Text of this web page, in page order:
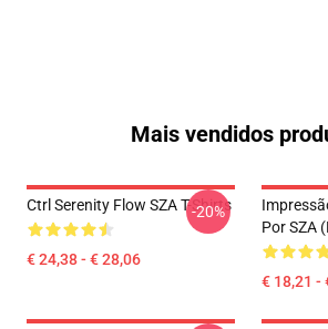
Mais vendidos
Ctrl Serenity Flow SZA T-Shirts
€ 24,38 - € 28,06
-20%
Por SZA
€ 18,21 -